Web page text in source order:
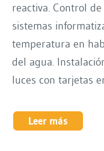
reactiva. Control
sistemas
temperatura en
del agua.
luces con tarjetas
Leer más